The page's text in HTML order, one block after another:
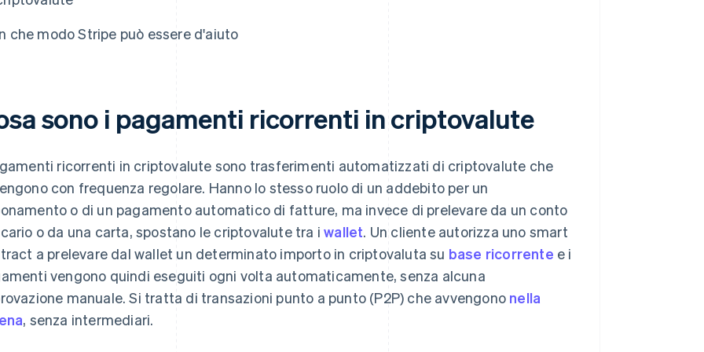
che modo Stripe può essere d'aiuto
sono i pagamenti ricorrenti in criptovalute
ricorrenti in criptovalute sono trasferimenti automatizzati di criptovalute che
con frequenza regolare. Hanno lo stesso ruolo di un addebito per un
o di un pagamento automatico di fatture, ma invece di prelevare da un conto
o da una carta, spostano le criptovalute tra iwallet. Un cliente autorizza uno smart
a prelevare dal wallet un determinato importo in criptovaluta su base ricorrente e i
vengono quindi eseguiti ogni volta automaticamente, senza alcuna
manuale. Si tratta di transazioni punto a punto (P2P) che avvengono nella
, senza intermediari.